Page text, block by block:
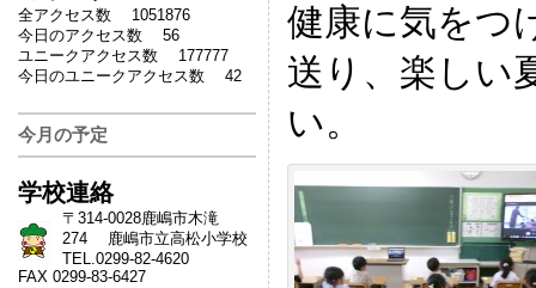
全アクセス数 1051876
今日のアクセス数 56
ユニークアクセス数 177777
今日のユニークアクセス数 42
今月の予定
学校連絡
〒314-0028鹿嶋市木滝
274 鹿嶋市立高松小学校
TEL.0299-82-4620
FAX 0299-83-6427
健康に気をつ
送り、楽しい
い。